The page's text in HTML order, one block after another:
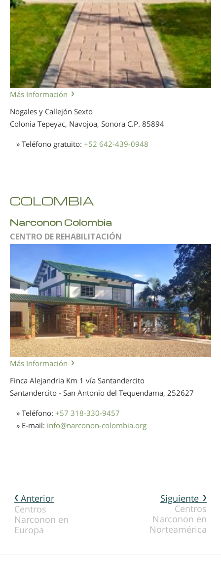
Más Información
Nogales y Callejón Sexto
Colonia Tepeyac, Navojoa, Sonora C.P. 85894
» Teléfono gratuito: +52 642-439-0948
COLOMBIA
Narconon Colombia
CENTRO DE REHABILITACIÓN
Más Información
Finca Alejandria Km 1 vía Santandercito
Santandercito - San Antonio del Tequendama, 252627
» Teléfono: +57 318-330-9457
» E-mail: info@narconon-colombia.org
Siguiente
Centros
Narconon en
Norteamérica
Anterior
Centros
Narconon en
Europa